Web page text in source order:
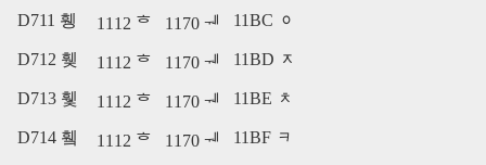
D711 휑 1112 ᄒ 1170 ᅰ 11BC ᆼ
D712 휒 1112 ᄒ 1170 ᅰ 11BD ᆽ
D713 휓 1112 ᄒ 1170 ᅰ 11BE ᆾ
D714 휔 1112 ᄒ 1170 ᅰ 11BF ᆿ